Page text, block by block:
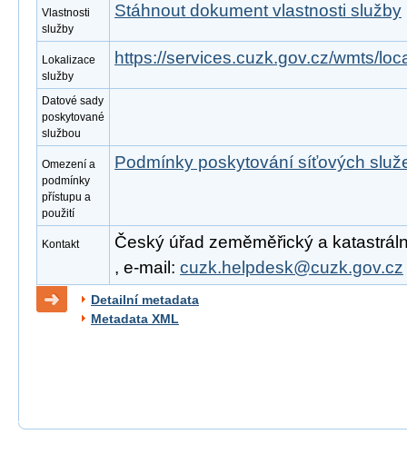
Vlastnosti
služby
Stáhnout dokument vlastnosti služby
Lokalizace
služby
https://services.cuzk.gov.cz/wmts/
Datové sady
poskytované
službou
Omezení a
podmínky
přístupu a
použití
Podmínky poskytování síťových
Kontakt
Český úřad zeměměřický a
, e-mail: cuzk.helpdesk@cuzk.gov.cz
Detailní metadata
Metadata XML